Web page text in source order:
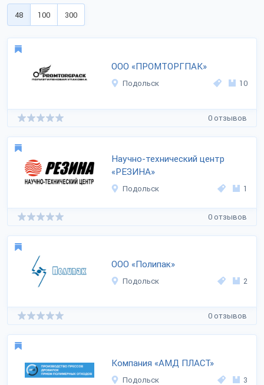
48 100 300
ООО «ПРОМТОРГПАК»
Подольск 10
0 отзывов
Научно-технический центр
«РЕЗИНА»
Подольск 1
0 отзывов
ООО «Полипак»
Подольск 2
0 отзывов
Компания «АМД ПЛАСТ»
Подольск 3